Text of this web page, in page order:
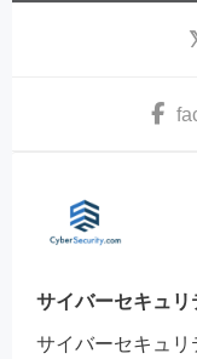
サイバーセキュ
サイバーセキュ